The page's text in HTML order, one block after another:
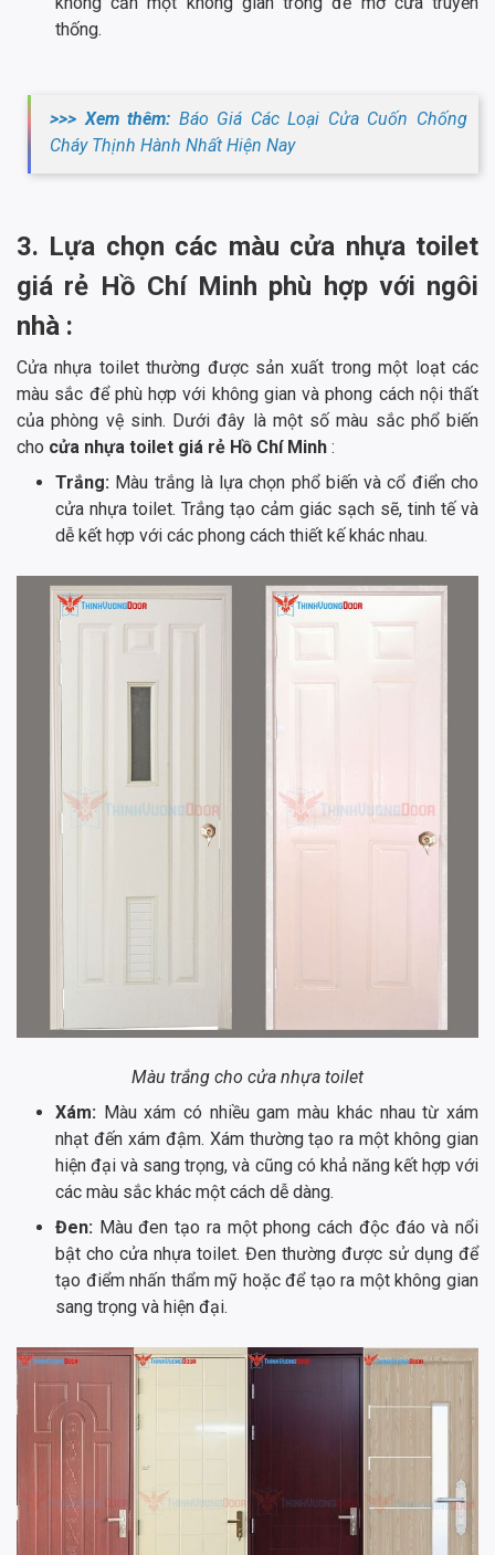
thống.
>>> Xem thêm: Báo Giá Các Loại Cửa Cuốn Chống
Cháy Thịnh Hành Nhất Hiện Nay
3. Lựa chọn các màu cửa nhựa toilet
giá rẻ Hồ Chí Minh phù hợp với ngôi
nhà :
Cửa nhựa toilet thường được sản xuất trong một loạt các
màu sắc để phù hợp với không gian và phong cách nội thất
của phòng vệ sinh. Dưới đây là một số màu sắc phổ biến
cho cửa nhựa toilet giá rẻ Hồ Chí Minh :
Trắng: Màu trắng là lựa chọn phổ biến và cổ điển cho
cửa nhựa toilet. Trắng tạo cảm giác sạch sẽ, tinh tế và
dễ kết hợp với các phong cách thiết kế khác nhau.
Màu trắng cho cửa nhựa toilet
Xám: Màu xám có nhiều gam màu khác nhau từ xám
nhạt đến xám đậm. Xám thường tạo ra một không gian
hiện đại và sang trọng, và cũng có khả năng kết hợp với
các màu sắc khác một cách dễ dàng.
Đen: Màu đen tạo ra một phong cách độc đáo và nổi
bật cho cửa nhựa toilet. Đen thường được sử dụng để
tạo điểm nhấn thẩm mỹ hoặc để tạo ra một không gian
sang trọng và hiện đại.